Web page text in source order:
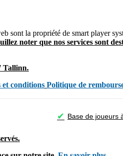
sont la propriété de smart player
noter que nos services sont
Tallinn.
et conditions Politique de
✔ Base de joueurs